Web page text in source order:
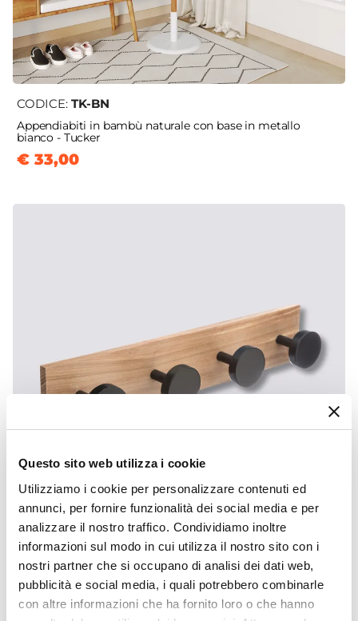
Questo sito web utilizza i cookie
Utilizziamo i cookie per personalizzare contenuti ed
annunci, per fornire funzionalità dei social media e per
analizzare il nostro traffico. Condividiamo inoltre
informazioni sul modo in cui utilizza il nostro sito con i
nostri partner che si occupano di analisi dei dati web,
pubblicità e social media, i quali potrebbero combinarle
con altre informazioni che ha fornito loro o che hanno
CODICE: TK-BN
Appendiabiti in bambù naturale con base in metallo
bianco - Tucker
€ 33,00
Appendiabiti a muro in legno di pino naturale con 4
ganci nero
€ 7,00